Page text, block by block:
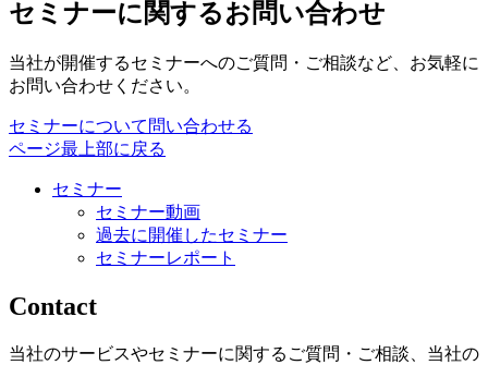
セミナーに関するお問い合わせ
当社が開催するセミナーへのご質問・ご相談など、お気軽に
お問い合わせください。
セミナーについて問い合わせる
ページ最上部に戻る
セミナー
セミナー動画
過去に開催したセミナー
セミナーレポート
Contact
当社のサービスやセミナーに関するご質問・ご相談、当社の